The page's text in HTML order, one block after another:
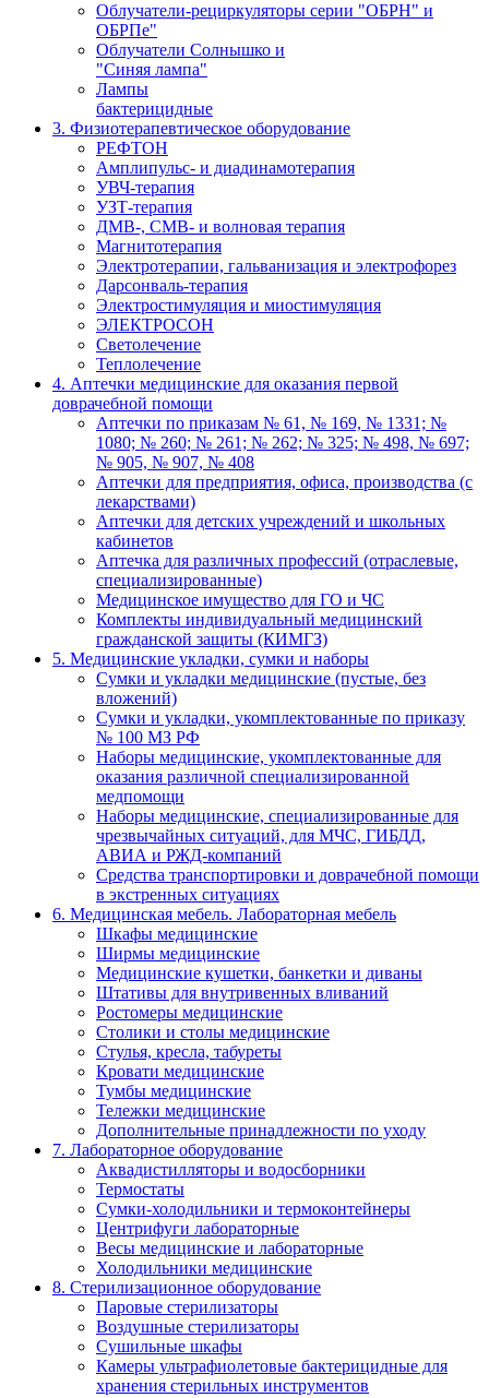
Облучатели-рециркуляторы серии "ОБРН" и
ОБРПе"
Облучатели Солнышко и
"Синяя лампа"
Лампы
бактерицидные
3. Физиотерапевтическое оборудование
РЕФТОН
Амплипульс- и диадинамотерапия
УВЧ-терапия
УЗТ-терапия
ДМВ-, СМВ- и волновая терапия
Магнитотерапия
Электротерапии, гальванизация и электрофорез
Дарсонваль-терапия
Электростимуляция и миостимуляция
ЭЛЕКТРОСОН
Светолечение
Теплолечение
4. Аптечки медицинские для оказания первой
доврачебной помощи
Аптечки по приказам № 61, № 169, № 1331; №
1080; № 260; № 261; № 262; № 325; № 498, № 697;
№ 905, № 907, № 408
Аптечки для предприятия, офиса, производства (с
лекарствами)
Аптечки для детских учреждений и школьных
кабинетов
Аптечка для различных профессий (отраслевые,
специализированные)
Медицинское имущество для ГО и ЧС
Комплекты индивидуальный медицинский
гражданской защиты (КИМГЗ)
5. Медицинские укладки, сумки и наборы
Сумки и укладки медицинские (пустые, без
вложений)
Сумки и укладки, укомплектованные по приказу
№ 100 МЗ РФ
Наборы медицинские, укомплектованные для
оказания различной специализированной
медпомощи
Наборы медицинские, специализированные для
чрезвычайных ситуаций, для МЧС, ГИБДД,
АВИА и РЖД-компаний
Средства транспортировки и доврачебной помощи
в экстренных ситуациях
6. Медицинская мебель. Лабораторная мебель
Шкафы медицинские
Ширмы медицинские
Медицинские кушетки, банкетки и диваны
Штативы для внутривенных вливаний
Ростомеры медицинские
Столики и столы медицинские
Стулья, кресла, табуреты
Кровати медицинские
Тумбы медицинские
Тележки медицинские
Дополнительные принадлежности по уходу
7. Лабораторное оборудование
Аквадистилляторы и водосборники
Термостаты
Сумки-холодильники и термоконтейнеры
Центрифуги лабораторные
Весы медицинские и лабораторные
Холодильники медицинские
8. Стерилизационное оборудование
Паровые стерилизаторы
Воздушные стерилизаторы
Сушильные шкафы
Камеры ультрафиолетовые бактерицидные для
хранения стерильных инструментов